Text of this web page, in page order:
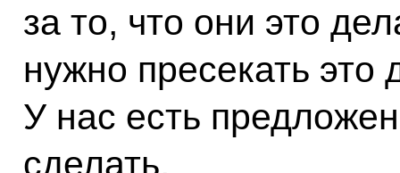
за то, что они это
нужно пресекать это
У нас есть
сделать.